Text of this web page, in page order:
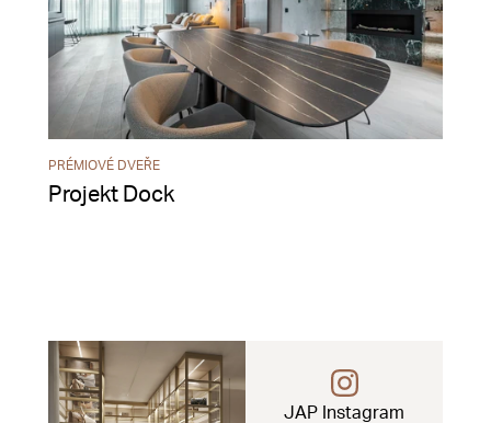
PRÉMIOVÉ DVEŘE
Projekt Dock
JAP Instagram